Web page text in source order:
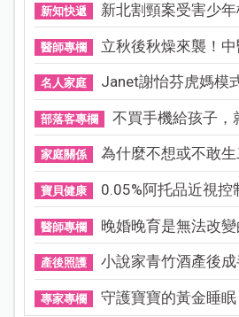
新知快遞 新北割頸案受害少
醫師專欄 立秋後秋燥來襲！中
名人家庭 Janet謝怡芬虎媽模
部落客專欄 不買手機給孩子，
家庭關係 為什麼不想或不敢
寶貝健康 0.05%阿托品近視控
醫師專欄 晚婚晚育是無法改變
產後照護 小說家青竹酒產後成
專家專欄 守護寶寶的黃金睡眠